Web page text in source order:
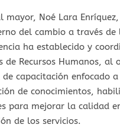
mayor, Noé Lara
del cambio a través de
ha establecido y
de Recursos Humanos, al
de capacitación enfocado
de conocimientos,
para mejorar la calidad
de los servicios.